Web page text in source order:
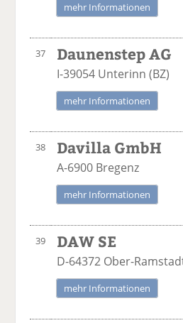
mehr Informationen
37 Daunenstep AG
I-39054 Unterinn (BZ)
mehr Informationen
38 Davilla GmbH
A-6900 Bregenz
mehr Informationen
39 DAW SE
D-64372 Ober-
mehr Informationen